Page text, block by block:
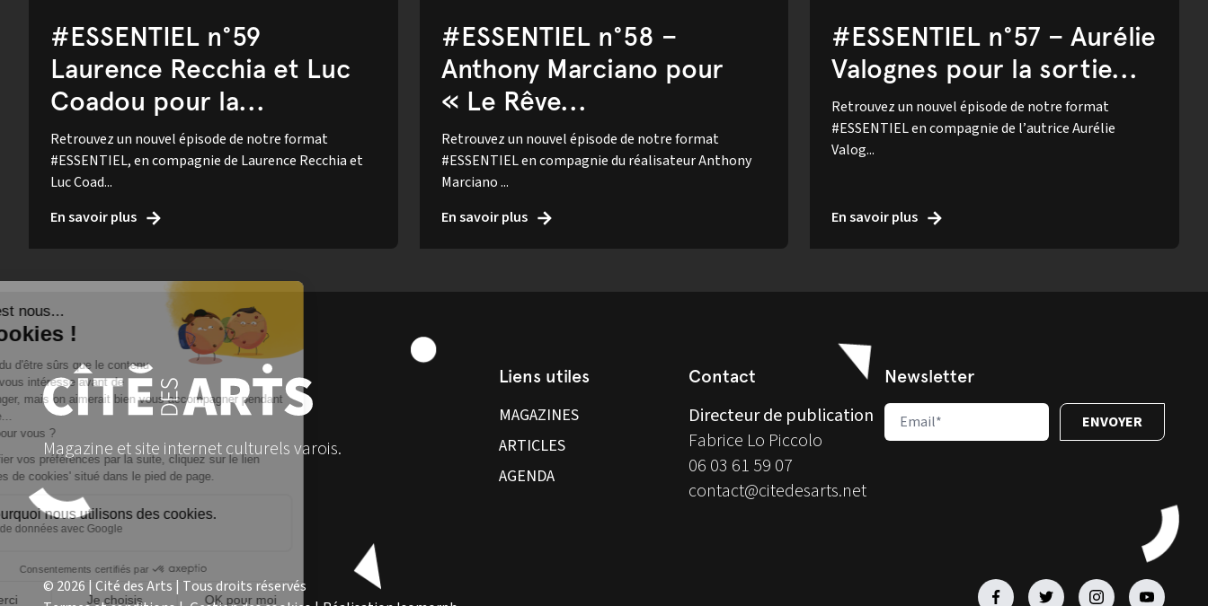
#ESSENTIEL n°59
Laurence Recchia et Luc
Coadou pour la...
Retrouvez un nouvel épisode de notre format
#ESSENTIEL, en compagnie de Laurence Recchia et
Luc Coad...
En savoir plus
#ESSENTIEL n°58 –
Anthony Marciano pour
« Le Rêve...
Retrouvez un nouvel épisode de notre format
#ESSENTIEL en compagnie du réalisateur Anthony
Marciano ...
En savoir plus
#ESSENTIEL n°57 – Aurélie
Valognes pour la sortie...
Retrouvez un nouvel épisode de notre format
#ESSENTIEL en compagnie de l’autrice Aurélie
Valog...
En savoir plus
Magazine et site internet culturels varois.
Liens utiles
MAGAZINES
ARTICLES
AGENDA
Contact
Directeur de publication
Fabrice Lo Piccolo
06 03 61 59 07
contact@citedesarts.net
Newsletter
© 2026 | Cité des Arts | Tous droits réservés